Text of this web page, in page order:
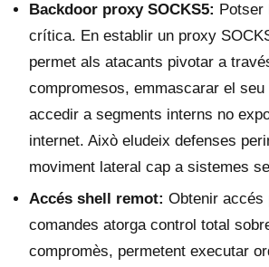
Backdoor proxy SOCKS5:
crítica. En establir un proxy
permet als atacants pivotar a
compromesos, emmascarar el seu
accedir a segments interns no
internet. Això eludeix defenses
moviment lateral cap a sistemes
Accés shell remot: Obtenir accés
comandes atorga control total
compromès, permetent executar